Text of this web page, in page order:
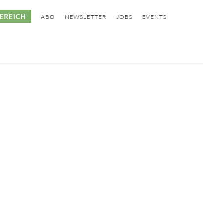
ABO NEWSLETTER JOBS EVENTS